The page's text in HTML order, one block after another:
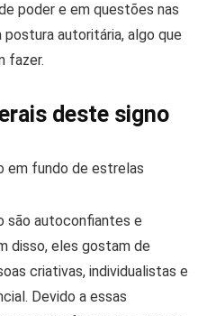
poder e em questões nas
postura autoritária, algo que
fazer.
deste signo
são autoconfiantes e
disso, eles gostam de
criativas, individualistas e
Devido a essas